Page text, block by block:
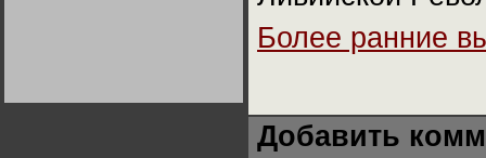
Более ранние
Добавить